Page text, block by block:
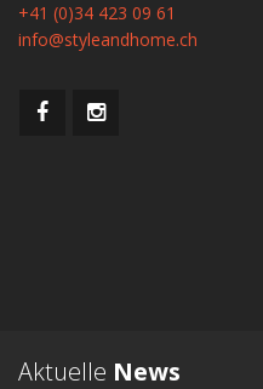
+41 (0)34 423 09 61
info@styleandhome.ch
Aktuelle News